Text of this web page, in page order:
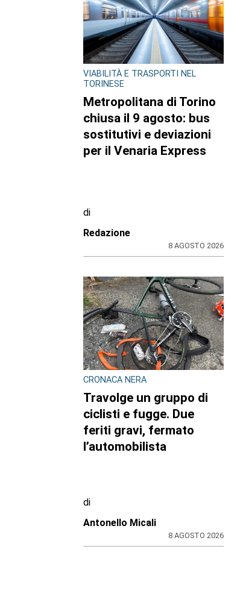
VIABILITÀ E TRASPORTI NEL
TORINESE
Metropolitana di Torino
chiusa il 9 agosto: bus
sostitutivi e deviazioni
per il Venaria Express
di
Redazione
8 AGOSTO 2026
CRONACA NERA
Travolge un gruppo di
ciclisti e fugge. Due
feriti gravi, fermato
l’automobilista
di
Antonello Micali
8 AGOSTO 2026